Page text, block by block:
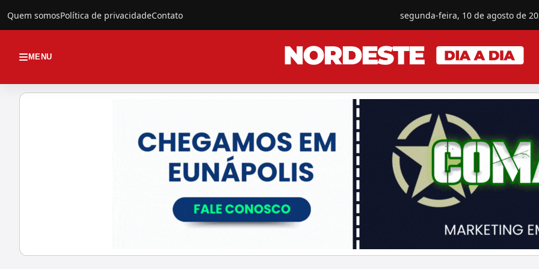
Quem somosPolítica de privacidadeContato segunda-feira, 10 de agosto de
MENU